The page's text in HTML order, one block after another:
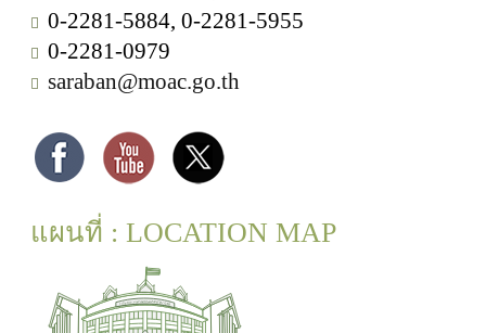
0-2281-5884, 0-2281-5955
0-2281-0979
saraban@moac.go.th
แผนที่ : LOCATION MAP